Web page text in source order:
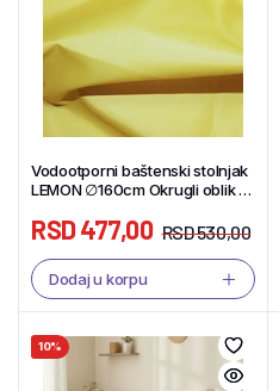
Vodootporni baštenski stolnjak
LEMON ∅160cm Okrugli oblik –
RSD530,00
RSD477,00
Dodaj u korpu
10%